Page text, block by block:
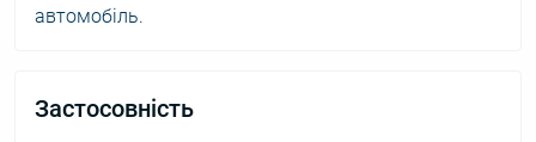
автомобіль.
Застосовність